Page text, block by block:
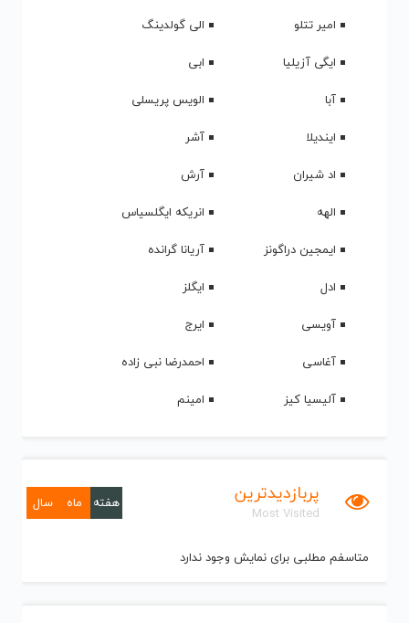
امیر تتلو
الی گولدینگ
ایگی آزیلیا
ابی
آبا
الویس پریسلی
ایندیلا
آشر
اد شیران
آرش
الهه
انریکه ایگلسیاس
ایمجین دراگونز
آریانا گرانده
ادل
ایگلز
آویسی
ایرج
آغاسی
احمدرضا نبی زاده
آلیسیا کیز
امینم
پربازدیدترین
Most Visited
هفته ماه سال
متاسفم مطلبی برای نمایش وجود ندارد